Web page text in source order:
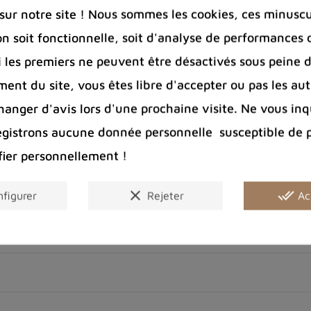
maison ?
?
notre site ! Nous sommes les cookies, ces
soit fonctionnelle, soit d'analyse de performances
les premiers ne peuvent être désactivés sous peine
du site, vous êtes libre d'accepter ou pas les
d'avis lors d'une prochaine visite. Ne vous
aucune donnée personnelle susceptible de
personnellement !
clear Rejeter done_all